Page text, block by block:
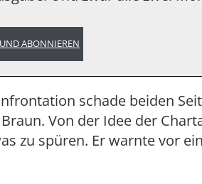
ABONNIEREN
schade beiden
Von der Idee der
zu spüren. Er warnte vor